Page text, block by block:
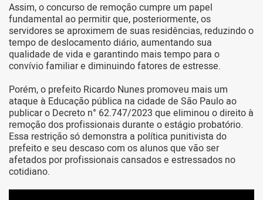
Assim, o concurso de remoção cumpre um papel
fundamental ao permitir que, posteriormente, os
servidores se aproximem de suas residências, reduzindo o
tempo de deslocamento diário, aumentando sua
qualidade de vida e garantindo mais tempo para o
convívio familiar e diminuindo fatores de estresse.
Porém, o prefeito Ricardo Nunes promoveu mais um
ataque à Educação pública na cidade de São Paulo ao
publicar o Decreto n° 62.747/2023 que eliminou o direito à
remoção dos profissionais durante o estágio probatório.
Essa restrição só demonstra a política punitivista do
prefeito e seu descaso com os alunos que vão ser
afetados por profissionais cansados e estressados no
cotidiano.